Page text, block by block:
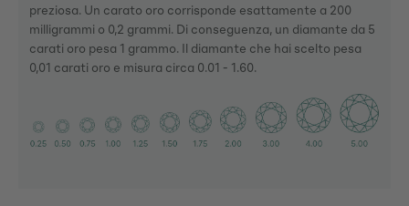
preziosa. Un carato oro corrisponde esattamente a 200
milligrammi o 0,2 grammi. Di conseguenza, un diamante da 5
carati oro pesa 1 grammo. Il diamante che hai scelto pesa
0,01 carati oro e misura circa 0.01 - 1.60.